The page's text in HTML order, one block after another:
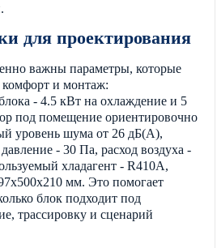
для проектирования
важны параметры, которые
и монтаж:
- 4.5 кВт на охлаждение и 5
под помещение ориентировочно
уровень шума от 26 дБ(А),
- 30 Па, расход воздуха -
хладагент - R410A,
мм. Это помогает
блок подходит под
трассировку и сценарий